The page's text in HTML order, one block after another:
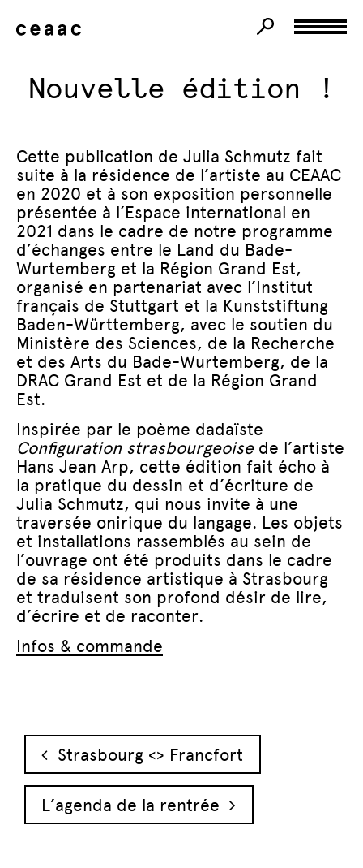
Nouvelle édition !
Cette publication de Julia Schmutz fait
suite à la résidence de l’artiste au CEAAC
en 2020 et à son exposition personnelle
présentée à l’Espace international en
2021 dans le cadre de notre programme
d’échanges entre le Land du Bade-
Wurtemberg et la Région Grand Est,
organisé en partenariat avec l’Institut
français de Stuttgart et la Kunststiftung
Baden-Württemberg, avec le soutien du
Ministère des Sciences, de la Recherche
et des Arts du Bade-Wurtemberg, de la
DRAC Grand Est et de la Région Grand
Est.
Inspirée par le poème dadaïste
Configuration strasbourgeoisede l’artiste
Hans Jean Arp, cette édition fait écho à
la pratique du dessin et d’écriture de
Julia Schmutz, qui nous invite à une
traversée onirique du langage. Les objets
et installations rassemblés au sein de
l’ouvrage ont été produits dans le cadre
de sa résidence artistique à Strasbourg
et traduisent son profond désir de lire,
d’écrire et de raconter.
Infos & commande
Navigation des articles
Strasbourg <> Francfort
L’agenda de la rentrée